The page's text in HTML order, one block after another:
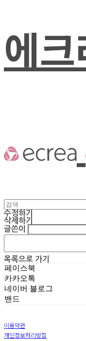
에
수정하기
삭제하기
글쓴이
목록으로 가기
페이스북
카카오톡
네이버 블로그
밴드
이용약관
개인정보처리방침